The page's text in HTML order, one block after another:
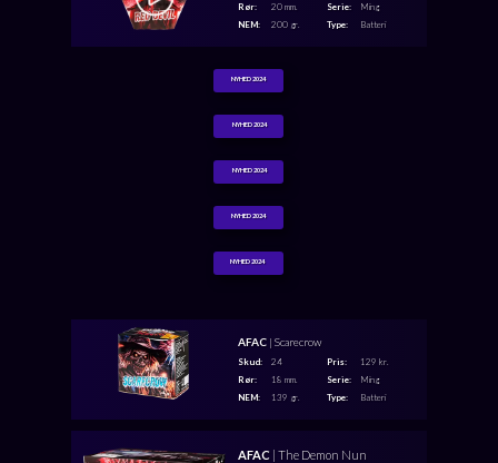
Rør:
NEM:
Serie:
Type:
20 mm.
200 gr.
Ming
Batteri
NYHED 2024
NYHED 2024
NYHED 2024
NYHED 2024
NYHED 2024
AFAC | Scarecrow
AFAC | The Demon Nun
Skud:
Rør:
NEM:
Pris:
Serie:
Type:
24
18 mm.
139 gr.
129 kr.
Ming
Batteri